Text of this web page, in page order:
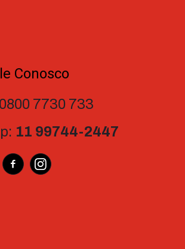
Conosco
7730 733
11 99744-2447